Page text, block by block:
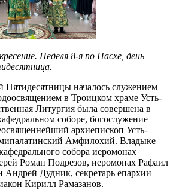
Неделя 8-я по Пасхе, день
Пятидесятницы началось служением
в Троицком храме Усть-
Литургия была совершена в
соборе, богослужение
архиепископ Усть-
Амфилохий. Владыке
собора иеромонах
Роман Подрезов, иеромонах Рафаил
Андрей Дудник, секретарь епархии
Кирилл Рамазанов.